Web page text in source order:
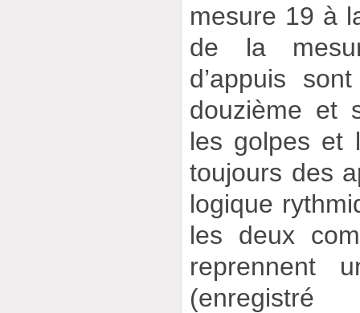
mesure 19 à
de la
d’appuis
douzième et
les golpes et
toujours des
logique
les deux
reprennent